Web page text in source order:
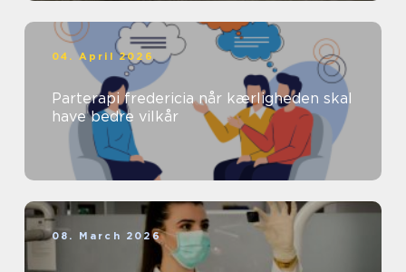
04. April 2026
Parterapi fredericia når kærligheden skal
have bedre vilkår
08. March 2026